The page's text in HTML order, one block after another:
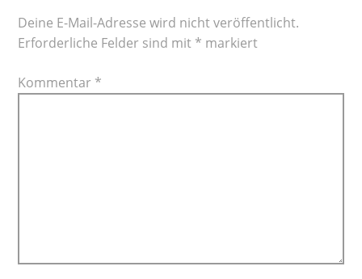
Deine E-Mail-Adresse wird nicht veröffentlicht.
Erforderliche Felder sind mit * markiert
Kommentar *